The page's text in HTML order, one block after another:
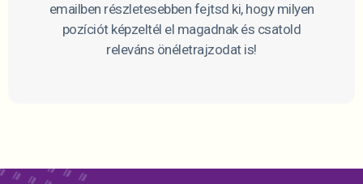
emailben részletesebben fejtsd ki, hogy milyen
pozíciót képzeltél el magadnak és csatold
releváns önéletrajzodat is!